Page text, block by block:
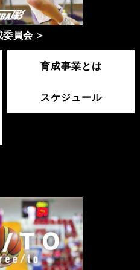
委員会 ＞
育成事業とは
スケジュール